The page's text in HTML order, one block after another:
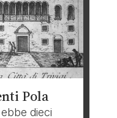
Pola
dieci